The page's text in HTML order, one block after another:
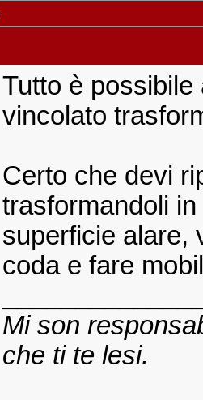
Tutto è
vincolato
Certo che devi
trasformandoli
superficie alare,
coda e fare
Mi son
che ti te lesi.